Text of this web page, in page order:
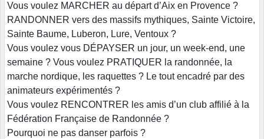
Vous voulez MARCHER au départ d’Aix en Provence ?
RANDONNER vers des massifs mythiques, Sainte Victoire,
Sainte Baume, Luberon, Lure, Ventoux ?
Vous voulez vous DÉPAYSER un jour, un week-end, une
semaine ? Vous voulez PRATIQUER la randonnée, la
marche nordique, les raquettes ? Le tout encadré par des
animateurs expérimentés ?
Vous voulez RENCONTRER les amis d’un club affilié à la
Fédération Française de Randonnée ?
Pourquoi ne pas danser parfois ?